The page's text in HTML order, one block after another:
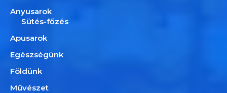
Anyusarok
Sütés-főzés
Apusarok
Egészségünk
Földünk
Művészet